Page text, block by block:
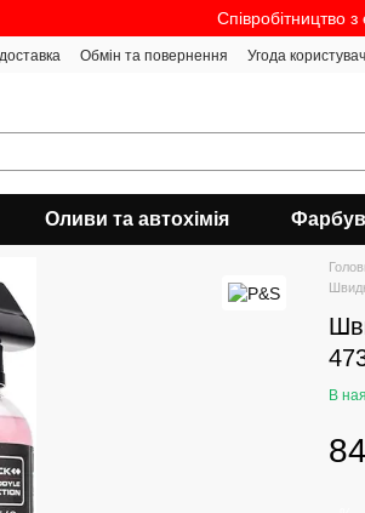
Співробітництво
Обмін та повернення Угода
Оливи та автохімія
В